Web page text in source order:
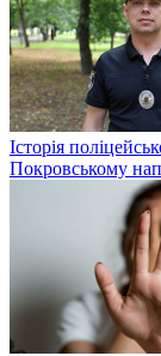
Історія
Покровському